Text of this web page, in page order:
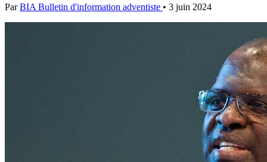
Par BIA Bulletin d'information adventiste • 3 juin 2024